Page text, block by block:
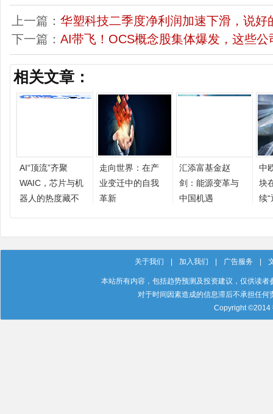
上一篇： 华塑科技二季度净利润加速下滑，说好
下一篇： AI带飞！OCS概念股集体爆发，这些
相关文章：
AI“顶流”齐聚
WAIC，芯片与机
器人的热度藏不
走向世界：在产
业变迁中的自我
革新
汇添富基金赵
剑：能源变革与
中国机遇
中
块
续“
关于我们 加入我们 广告服务
本站所有内容，包括趋势预测及投资建议，仅供读
对于时间因素造成的信息滞后不承担任
Copyright ©2014